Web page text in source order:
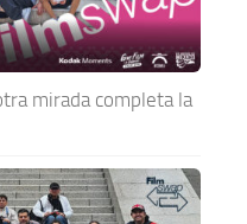
mirada completa la